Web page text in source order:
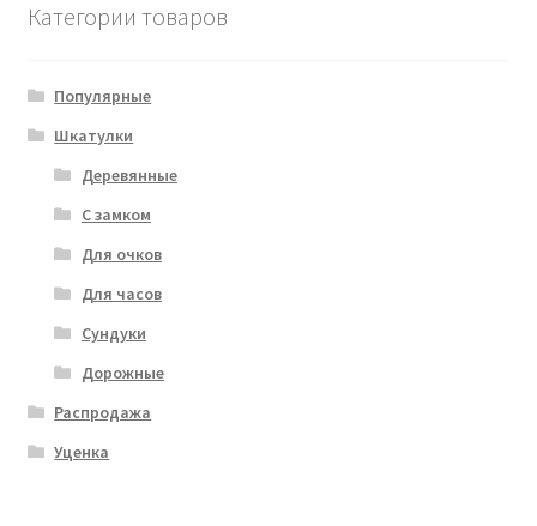
Категории товаров
Популярные
Шкатулки
Деревянные
С замком
Для очков
Для часов
Сундуки
Дорожные
Распродажа
Уценка